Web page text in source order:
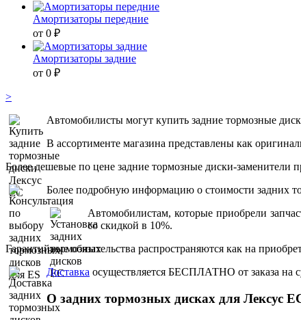
Амортизаторы передние
от 0 ₽
Амортизаторы задние
от 0 ₽
>
Автомобилисты могут купить задние тормозные
В ассортименте магазина представлены как
Более дешевые по цене задние тормозные диски-заменители
Более подробную информацию о стоимости задних
Автомобилистам, которые приобрели
со скидкой в 10%.
Гарантийные обязательства распространяются как на
Доставка осуществляется БЕСПЛАТНО от заказа на
О задних тормозных дисках для Лексус